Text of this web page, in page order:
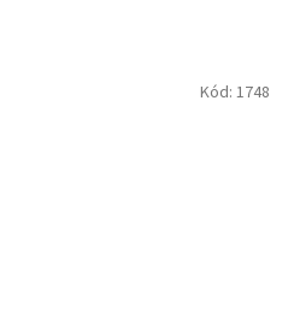
Kód: 1748